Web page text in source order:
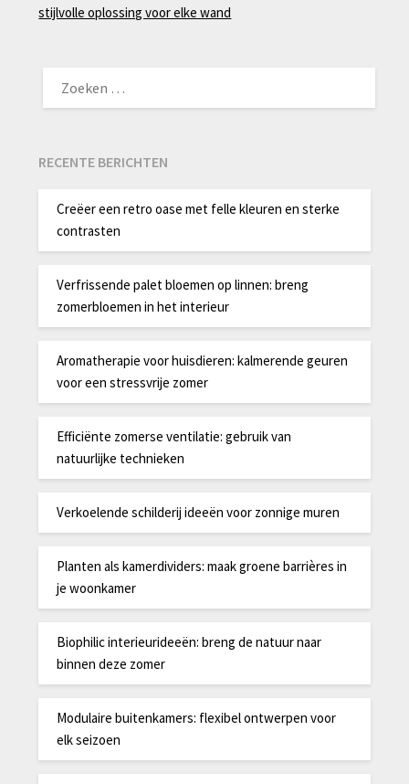
stijlvolle oplossing voor elke wand
NAAR:
RECENTE BERICHTEN
Creëer een retro oase met felle kleuren en sterke
contrasten
Verfrissende palet bloemen op linnen: breng
zomerbloemen in het interieur
Aromatherapie voor huisdieren: kalmerende geuren
voor een stressvrije zomer
Efficiënte zomerse ventilatie: gebruik van
natuurlijke technieken
Verkoelende schilderij ideeën voor zonnige muren
Planten als kamerdividers: maak groene barrières in
je woonkamer
Biophilic interieurideeën: breng de natuur naar
binnen deze zomer
Modulaire buitenkamers: flexibel ontwerpen voor
elk seizoen